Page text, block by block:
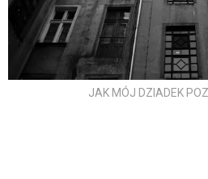
JAK MÓJ DZIADEK